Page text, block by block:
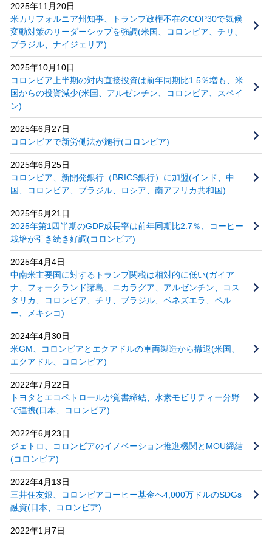
2025年11月20日
米カリフォルニア州知事、トランプ政権不在のCOP30で気候
変動対策のリーダーシップを強調(米国、コロンビア、チリ、
ブラジル、ナイジェリア)
2025年10月10日
コロンビア上半期の対内直接投資は前年同期比1.5％増も、米
国からの投資減少(米国、アルゼンチン、コロンビア、スペイ
ン)
2025年6月27日
コロンビアで新労働法が施行(コロンビア)
2025年6月25日
コロンビア、新開発銀行（BRICS銀行）に加盟(インド、中
国、コロンビア、ブラジル、ロシア、南アフリカ共和国)
2025年5月21日
2025年第1四半期のGDP成長率は前年同期比2.7％、コーヒー
栽培が引き続き好調(コロンビア)
2025年4月4日
中南米主要国に対するトランプ関税は相対的に低い(ガイア
ナ、フォークランド諸島、ニカラグア、アルゼンチン、コス
タリカ、コロンビア、チリ、ブラジル、ベネズエラ、ペル
ー、メキシコ)
2024年4月30日
米GM、コロンビアとエクアドルの車両製造から撤退(米国、
エクアドル、コロンビア)
2022年7月22日
トヨタとエコペトロールが覚書締結、水素モビリティー分野
で連携(日本、コロンビア)
2022年6月23日
ジェトロ、コロンビアのイノベーション推進機関とMOU締結
(コロンビア)
2022年4月13日
三井住友銀、コロンビアコーヒー基金へ4,000万ドルのSDGs
融資(日本、コロンビア)
2022年1月7日